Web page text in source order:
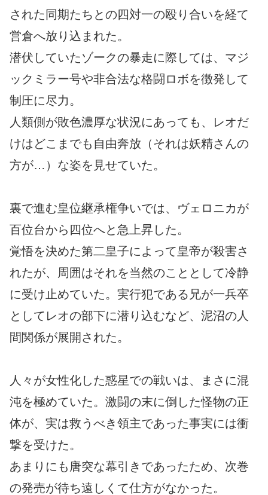
された同期たちとの四対一の殴り合いを経て
営倉へ放り込まれた。
潜伏していたゾークの暴走に際しては、マジ
ックミラー号や非合法な格闘ロボを徴発して
制圧に尽力。
人類側が敗色濃厚な状況にあっても、レオだ
けはどこまでも自由奔放（それは妖精さんの
方が…）な姿を見せていた。
裏で進む皇位継承権争いでは、ヴェロニカが
百位台から四位へと急上昇した。
覚悟を決めた第二皇子によって皇帝が殺害さ
れたが、周囲はそれを当然のこととして冷静
に受け止めていた。実行犯である兄が一兵卒
としてレオの部下に潜り込むなど、泥沼の人
間関係が展開された。
人々が女性化した惑星での戦いは、まさに混
沌を極めていた。激闘の末に倒した怪物の正
体が、実は救うべき領主であった事実には衝
撃を受けた。
あまりにも唐突な幕引きであったため、次巻
の発売が待ち遠しくて仕方がなかった。